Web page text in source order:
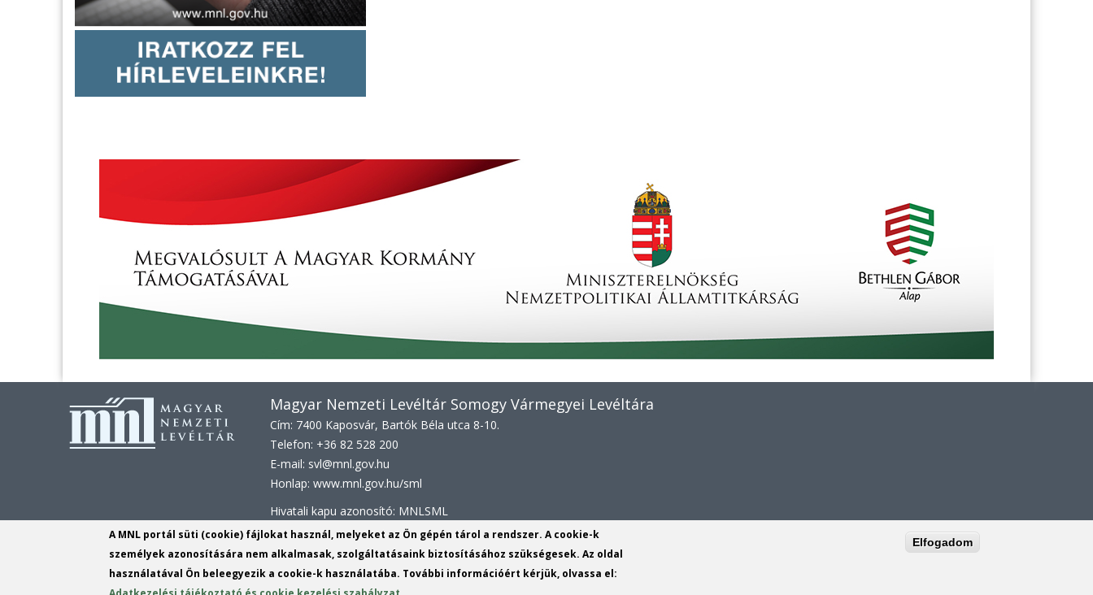
Magyar Nemzeti Levéltár Somogy Vármegyei Levéltára
Cím: 7400 Kaposvár, Bartók Béla utca 8-10.
Telefon: +36 82 528 200
E-mail: svl@mnl.gov.hu
Honlap: www.mnl.gov.hu/sml
Hivatali kapu azonosító: MNLSML
KRID:161313779
KÉR azonosító:MNLSML
KRID: 113809158
A MNL portál süti (cookie) fájlokat használ, melyeket az Ön gépén tárol a rendszer. A cookie-k
személyek azonosítására nem alkalmasak, szolgáltatásaink biztosításához szükségesek. Az oldal
használatával Ön beleegyezik a cookie-k használatába. További információért kérjük, olvassa el:
Elfogadom